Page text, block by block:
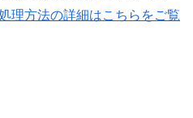
理方法の詳細はこちらをご覧